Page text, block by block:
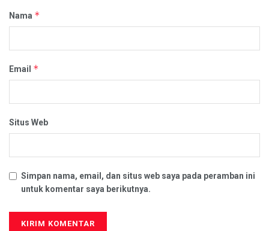
Nama *
Email *
Situs Web
Simpan nama, email, dan situs web saya pada peramban ini
untuk komentar saya berikutnya.